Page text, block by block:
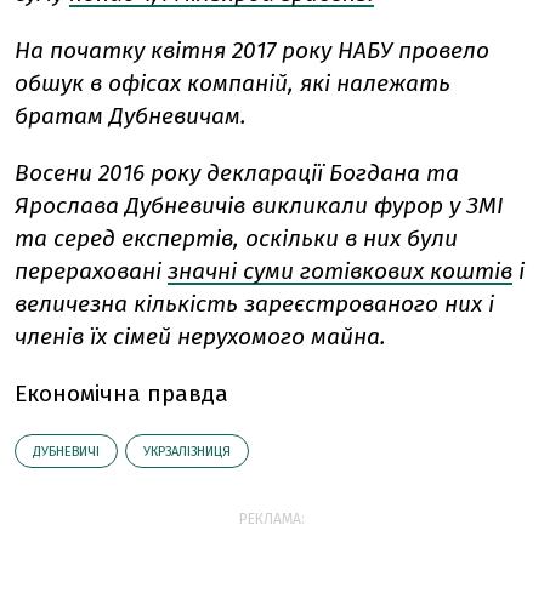
На початку квітня 2017 року НАБУ провело
обшук в офісах компаній, які належать
братам Дубневичам.
Восени 2016 року декларації Богдана та
Ярослава Дубневичів викликали фурор у ЗМІ
та серед експертів, оскільки в них були
перераховані значні суми готівкових коштів і
величезна кількість зареєстрованого них і
членів їх сімей нерухомого майна.
Економічна правда
ДУБНЕВИЧІ УКРЗАЛІЗНИЦЯ
РЕКЛАМА: